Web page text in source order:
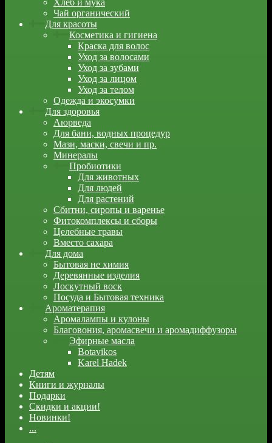
Хлеб и мука
Чай органический
Для красоты
Косметика и гигиена
Краска для волос
Уход за волосами
Уход за зубами
Уход за лицом
Уход за телом
Одежда и экосумки
Для здоровья
Аюрведа
Для бани, водных процедур
Мази, маски, свечи и пр.
Минералы
Пробиотики
Для животных
Для людей
Для растений
Сбитни, сиропы и варенье
Фитокомплексы и сборы
Целебные травы
Вместо сахара
Для дома
Бытовая не химия
Деревянные изделия
Лоскутный воск
Посуда и Бытовая техника
Ароматерапия
Аромалампы и кулоны
Благовония, аромасвечи и аромадиффузоры
Эфирные масла
Botavikos
Karel Hadek
Детям
Книги и журналы
Подарки
Скидки и акции!
Новинки!
...